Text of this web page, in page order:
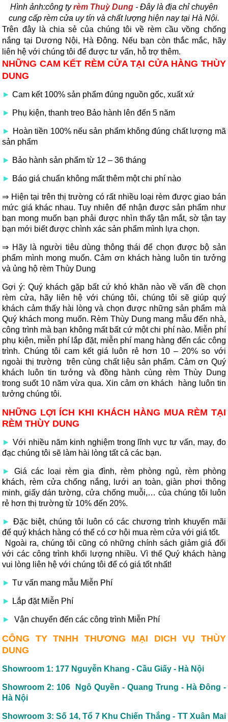
Hình ảnh:công tyrèm Thuỳ Dung - Đây là địa chỉ chuyên
cung cấp rèm cửa uy tín và chất lượng hiện nay tại Hà Nội.
Trên đây là chia sẻ của chúng tôi về rèm cầu vồng chống
nắng tại Dương Nội, Hà Đông. Nếu bạn còn thắc mắc, hãy
liên hệ với chúng tôi để được tư vấn, hỗ trợ thêm.
NHỮNG CAM KẾT RÈM CỬA TẠI CỬA HÀNG THÙY
DUNG
► Cam kết 100% sản phẩm đúng nguồn gốc, xuất xứ
► Phụ kiện, thanh treo Bảo hành lên đến 5 năm
► Hoàn tiền 100% nếu sản phẩm không đúng chất lượng mã
sản phẩm
► Bảo hành sản phẩm từ 12 – 36 tháng
► Báo giá chuẩn không mất thêm một chi phí nào
⇒ Hiện tại trên thị trường có rất nhiều loại rèm được giao bán
mức giá khác nhau. Tuy nhiên để nhận được sản phẩm như
bạn mong muốn bạn phải được nhìn thấy tận mắt, sờ tận tay
bạn mới biết được chình xác sản phẩm mình lựa chọn.
⇒ Hãy là người tiêu dùng thông thái để chọn được bộ sản
phẩm mình mong muốn. Cảm ơn khách hàng luôn tin tưởng
và ủng hộ rèm Thùy Dung
Gợi ý: Quý khách gặp bất cứ khó khăn nào về vấn đề chọn
rèm cửa, hãy liên hệ với chúng tôi, chúng tôi sẽ giúp quý
khách cảm thấy hài lòng và chọn được những sản phẩm mà
Quý khách mong muốn. Rèm Thùy Dung mang mẫu đến nhà,
công trình mà bạn không mất bất cứ một chi phí nào. Miễn phí
phụ kiện, miễn phí lắp đặt, miễn phí mang hàng đến các công
trình. Chúng tôi cam kết giá luôn rẻ hơn 10 – 20% so với
ngoài thị trường trên cùng chất liệu sản phẩm. Cảm ơn Quý
khách luôn tin tưởng và đồng hành cùng rèm Thùy Dung
trong suốt 10 năm vừa qua. Xin cảm ơn khách hàng luôn tin
tưởng chúng tôi.
NHỮNG LỢI ÍCH KHI KHÁCH HÀNG MUA RÈM TẠI
RÈM THÙY DUNG
► Với nhiều năm kinh nghiệm trong lĩnh vực tư vấn, may, đo
đạc chúng tôi sẽ làm hài lòng tất cả các bạn.
►
Giá các loại rèm gia đình, rèm phòng ngủ, rèm phòng
khách, rèm cửa chống nắng, lưới an toàn, giàn phơi thông
minh, giấy dán tường, cửa chống muỗi,… của chúng tôi luôn
rẻ hơn thị trường từ 10% đến 20%.
► Đặc biệt, chúng tôi luôn có các chương trình khuyến mãi
để quý khách hàng có thể có cơ hội mua rèm cửa với giá tốt.
Ngoài ra, chúng tôi cũng có những chính sách giảm giá đối
với các công trình khối lượng nhiều. Vì thế Quý khách hàng
vui lòng liên hệ với chúng tôi để có giá tốt nhất!
► Tư vấn mang mẫu Miễn Phí
► Lắp đặt Miễn Phí
► Vận chuyển đến các công trình Miễn Phí
CÔNG TY TNHH THƯƠNG MẠI DICH VỤ THÙY
DUNG
Showroom 1: 177 Nguyễn Khang - Cầu Giấy - Hà Nội
Showroom 2: 106 Ngô Quyền - Quang Trung - Hà Đông -
Hà Nội
Showroom 3: Số 14, Tổ 7 Khu Chiến Thắng - TT Xuân Mai